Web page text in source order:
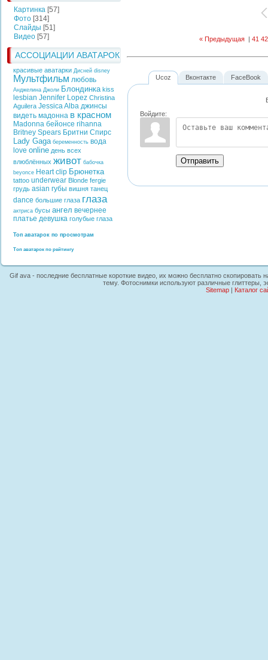
Картинка [57]
Фото [314]
Слайды [51]
Видео [57]
АССОЦИАЦИИ АВАТАРОК
красивые аватарки Дисней disney
Мультфильм любовь
Анджелина Джоли Блондинка kiss
lesbian Jennifer Lopez Christina
Aguilera Jessica Alba джинсы
видеть мадонна в красном
Madonna бейонсе rihanna
Britney Spears Бритни Спирс
Lady Gaga беременность вода
love online день всех
влюблённых живот бабочка
beyonce Heart clip Брюнетка
tattoo underwear Blonde fergie
грудь asian губы вишня танец
dance большие глаза глаза
актриса бусы ангел вечернее
платье девушка голубые глаза
Топ аватарок по просмотрам
Топ аватарок по рейтингу
« Предыдущая | 41 42
Ucoz
Войдите:
Отправить
Вконтакте FaceBook
Gif ava - последние бесплатные короткие видео, их можно бесплатно скопировать
тему. Фотоснимки используют различные глиттеры,
Sitemap| Каталог